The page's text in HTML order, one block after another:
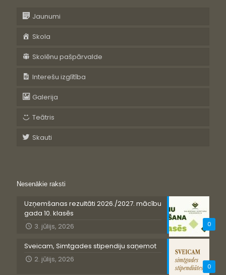
Jaunumi
Skola
Skolēnu pašpārvalde
Interešu izglītība
Galerija
Teātris
Skauti
Nesenākie raksti
0
Uzņemšanas rezultāti 2026./2027. mācību
gada 10. klasēs
3. jūlijs, 2026
0
Sveicam, Simtgades stipendiju saņemot
2. jūlijs, 2026